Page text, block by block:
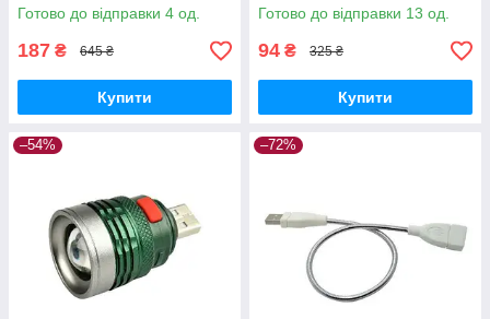
Готово до відправки 4 од.
187 ₴ 645 ₴
Купити
Готово до відправки 13 од.
94 ₴ 325 ₴
Купити
–54% –72%